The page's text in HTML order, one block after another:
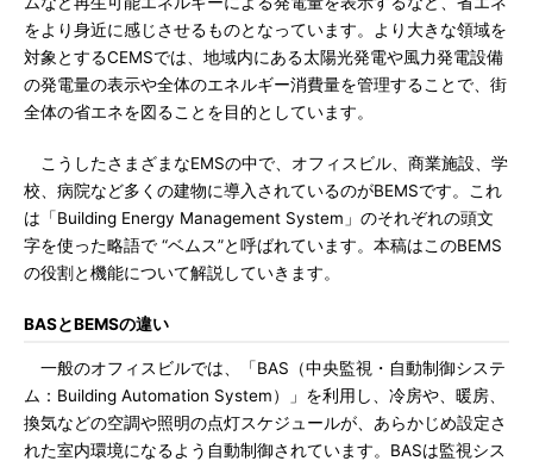
をより身近に感じさせるものとなっています。より大きな領域を
対象とするCEMSでは、地域内にある太陽光発電や風力発電設備
の発電量の表示や全体のエネルギー消費量を管理することで、街
全体の省エネを図ることを目的としています。
こうしたさまざまなEMSの中で、オフィスビル、商業施設、学
校、病院など多くの建物に導入されているのがBEMSです。これ
は「Building Energy Management System」のそれぞれの頭文
字を使った略語で “ベムス”と呼ばれています。本稿はこのBEMS
の役割と機能について解説していきます。
BASとBEMSの違い
一般のオフィスビルでは、「BAS（中央監視・自動制御システ
ム：Building Automation System）」を利用し、冷房や、暖房、
換気などの空調や照明の点灯スケジュールが、あらかじめ設定さ
れた室内環境になるよう自動制御されています。BASは監視シス